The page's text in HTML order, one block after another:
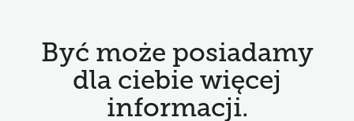
Być może posiadamy
dla ciebie więcej
informacji.